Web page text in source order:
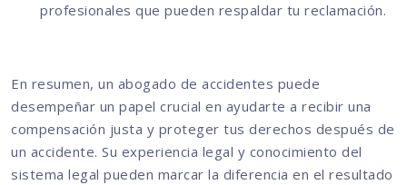
profesionales que pueden respaldar tu reclamación.
En resumen, un abogado de accidentes puede
desempeñar un papel crucial en ayudarte a recibir una
compensación justa y proteger tus derechos después de
un accidente. Su experiencia legal y conocimiento del
sistema legal pueden marcar la diferencia en el resultado